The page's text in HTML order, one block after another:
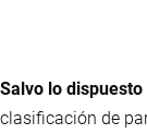
Salvo lo dispuesto
clasificación de